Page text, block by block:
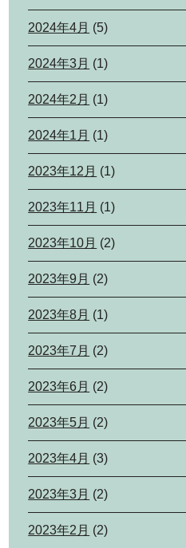
2024年4月 (5)
2024年3月 (1)
2024年2月 (1)
2024年1月 (1)
2023年12月 (1)
2023年11月 (1)
2023年10月 (2)
2023年9月 (2)
2023年8月 (1)
2023年7月 (2)
2023年6月 (2)
2023年5月 (2)
2023年4月 (3)
2023年3月 (2)
2023年2月 (2)